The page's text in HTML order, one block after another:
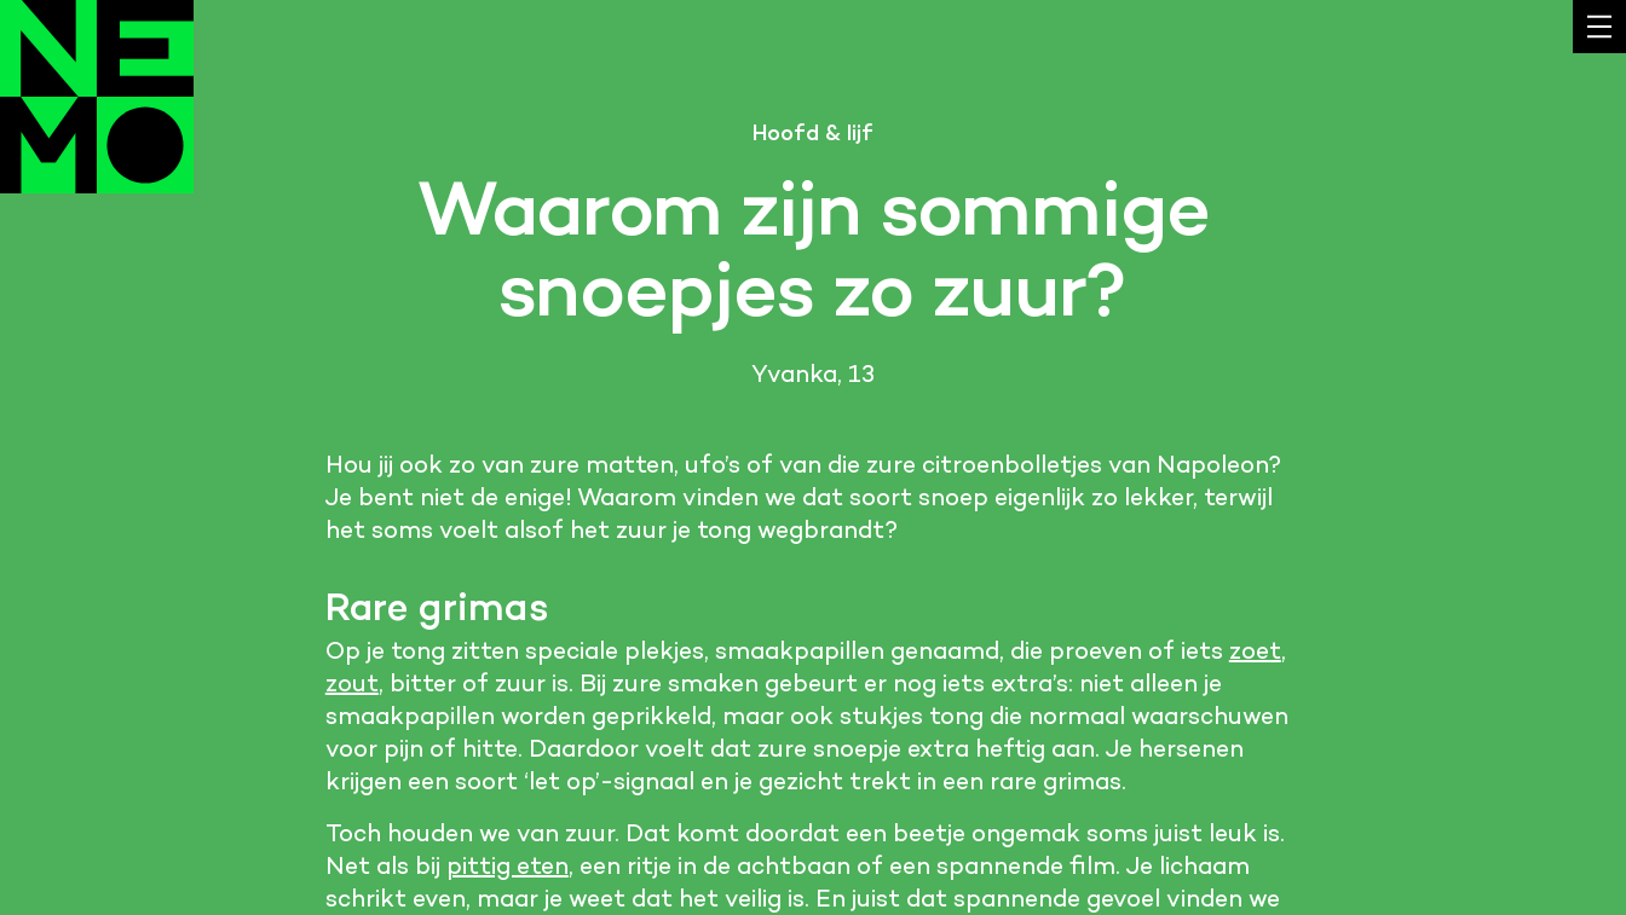
Hoofd & lijf
Waarom zijn sommige
snoepjes zo zuur?
Yvanka, 13
Hou jij ook zo van zure matten, ufo’s of van die zure citroenbolletjes van Napoleon?
Je bent niet de enige! Waarom vinden we dat soort snoep eigenlijk zo lekker, terwijl
het soms voelt alsof het zuur je tong wegbrandt?
Rare grimas
Op je tong zitten speciale plekjes, smaakpapillen genaamd, die proeven of iets zoet,
zout, bitter of zuur is. Bij zure smaken gebeurt er nog iets extra’s: niet alleen je
smaakpapillen worden geprikkeld, maar ook stukjes tong die normaal waarschuwen
voor pijn of hitte. Daardoor voelt dat zure snoepje extra heftig aan. Je hersenen
krijgen een soort ‘let op’-signaal en je gezicht trekt in een rare grimas.
Toch houden we van zuur. Dat komt doordat een beetje ongemak soms juist leuk is.
Net als bij pittig eten, een ritje in de achtbaan of een spannende film. Je lichaam
schrikt even, maar je weet dat het veilig is. En juist dat spannende gevoel vinden we